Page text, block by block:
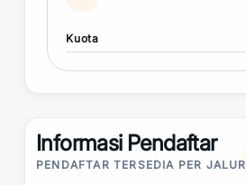
Kuota
Informasi Pendaftar
PENDAFTAR TERSEDIA PER JALUR